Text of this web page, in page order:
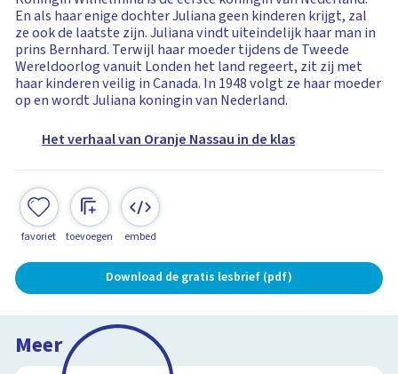
En als haar enige dochter Juliana geen kinderen krijgt, zal
ze ook de laatste zijn. Juliana vindt uiteindelijk haar man in
prins Bernhard. Terwijl haar moeder tijdens de Tweede
Wereldoorlog vanuit Londen het land regeert, zit zij met
haar kinderen veilig in Canada. In 1948 volgt ze haar moeder
op en wordt Juliana koningin van Nederland.
Het verhaal van Oranje Nassau in de klas
favoriet toevoegen embed
Download de gratis lesbrief (pdf)
Meer